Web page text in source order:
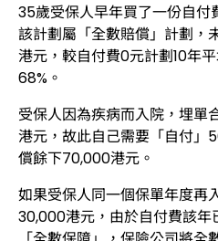
35歲受保人早年買了一份自付
該計劃屬「全數賠償」計劃，
港元，較自付費0元計劃10年
68%。
受保人因為疾病而入院，埋單
港元，故此自己需要「自付」
償餘下70,000港元。
如果受保人同一個保單年度再
30,000港元，由於自付費該年